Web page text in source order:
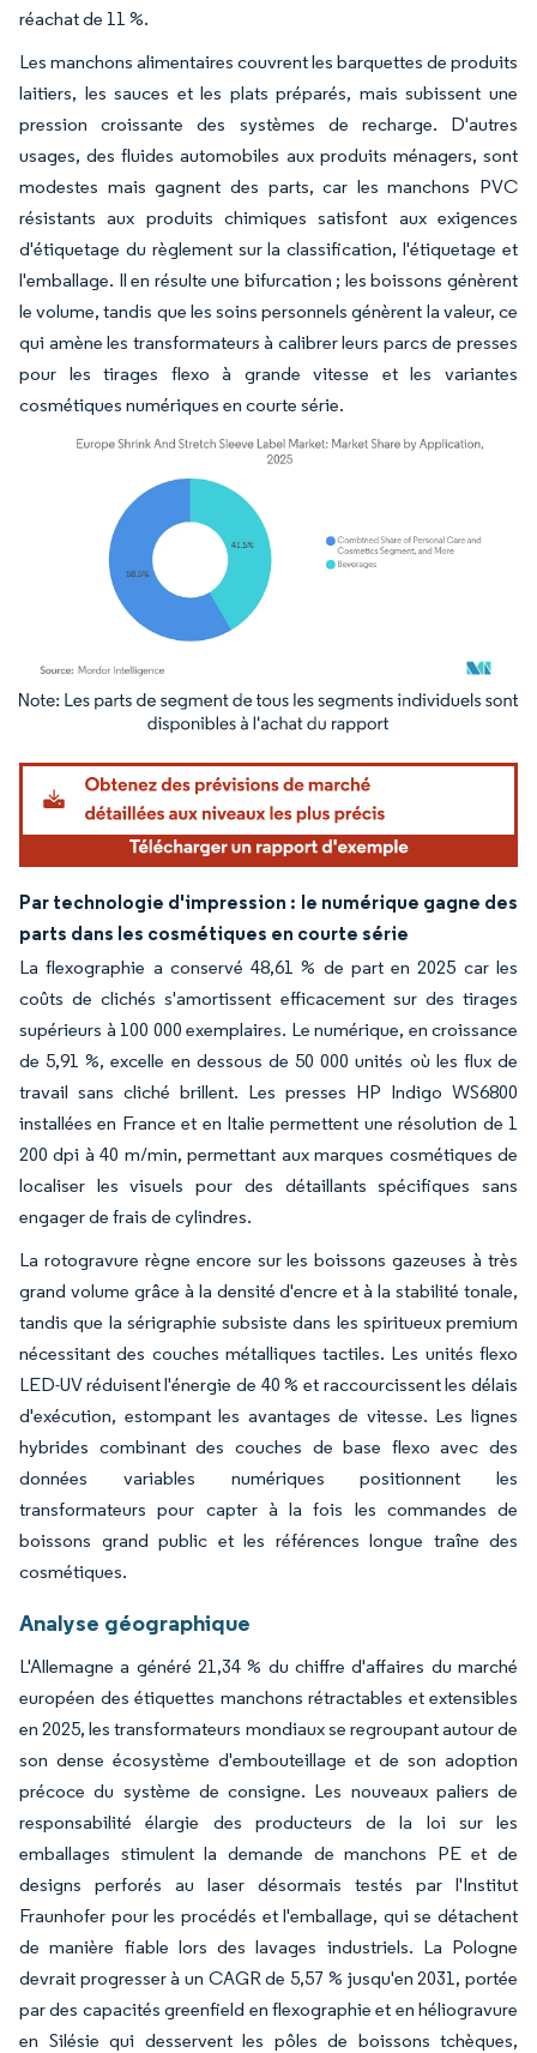
réachat de 11 %.
Les manchons alimentaires couvrent les barquettes de produits
laitiers, les sauces et les plats préparés, mais subissent une
pression croissante des systèmes de recharge. D'autres
usages, des fluides automobiles aux produits ménagers, sont
modestes mais gagnent des parts, car les manchons PVC
résistants aux produits chimiques satisfont aux exigences
d'étiquetage du règlement sur la classification, l'étiquetage et
l'emballage. Il en résulte une bifurcation ; les boissons génèrent
le volume, tandis que les soins personnels génèrent la valeur, ce
qui amène les transformateurs à calibrer leurs parcs de presses
pour les tirages flexo à grande vitesse et les variantes
cosmétiques numériques en courte série.
Image © Mordor Intelligence. La réutilisation nécessite une attribution sous CC BY
Par technologie d'impression : le numérique gagne des
parts dans les cosmétiques en courte série
La flexographie a conservé 48,61 % de part en 2025 car les
coûts de clichés s'amortissent efficacement sur des tirages
supérieurs à 100 000 exemplaires. Le numérique, en croissance
de 5,91 %, excelle en dessous de 50 000 unités où les flux de
travail sans cliché brillent. Les presses HP Indigo WS6800
installées en France et en Italie permettent une résolution de 1
200 dpi à 40 m/min, permettant aux marques cosmétiques de
localiser les visuels pour des détaillants spécifiques sans
engager de frais de cylindres.
La rotogravure règne encore sur les boissons gazeuses à très
grand volume grâce à la densité d'encre et à la stabilité tonale,
tandis que la sérigraphie subsiste dans les spiritueux premium
nécessitant des couches métalliques tactiles. Les unités flexo
LED-UV réduisent l'énergie de 40 % et raccourcissent les délais
d'exécution, estompant les avantages de vitesse. Les lignes
hybrides combinant des couches de base flexo avec des
données variables numériques positionnent les
transformateurs pour capter à la fois les commandes de
boissons grand public et les références longue traîne des
cosmétiques.
Analyse géographique
L'Allemagne a généré 21,34 % du chiffre d'affaires du marché
européen des étiquettes manchons rétractables et extensibles
en 2025, les transformateurs mondiaux se regroupant autour de
son dense écosystème d'embouteillage et de son adoption
précoce du système de consigne. Les nouveaux paliers de
responsabilité élargie des producteurs de la loi sur les
emballages stimulent la demande de manchons PE et de
designs perforés au laser désormais testés par l'Institut
Fraunhofer pour les procédés et l'emballage, qui se détachent
de manière fiable lors des lavages industriels. La Pologne
devrait progresser à un CAGR de 5,57 % jusqu'en 2031, portée
par des capacités greenfield en flexographie et en héliogravure
en Silésie qui desservent les pôles de boissons tchèques,